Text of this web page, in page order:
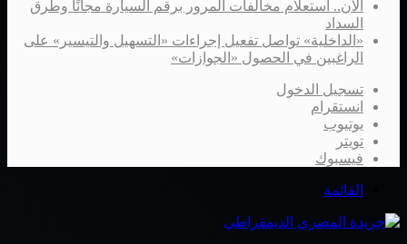
الآن.. استعلام مخالفات المرور برقم السيارة مجانًا وطرق
السداد
«الداخلية» تواصل تفعيل إجراءات «التسهيل والتيسير» على
الراغبين في الحصول «الجوازات»
تسجيل الدخول
انستقرام
يوتيوب
تويتر
فيسبوك
القائمة